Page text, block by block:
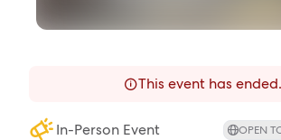
This event has ended.
In-Person Event OPEN